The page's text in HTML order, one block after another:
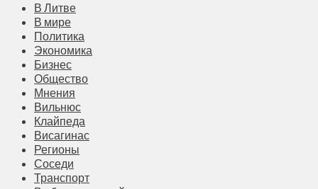
В Литве
В мире
Политика
Экономика
Бизнес
Общество
Мнения
Вильнюс
Клайпеда
Висагинас
Регионы
Соседи
Транспорт